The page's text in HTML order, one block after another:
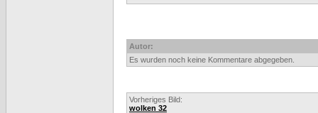
Autor:
Es wurden noch keine Kommentare abgegeben.
Vorheriges Bild:
wolken 32